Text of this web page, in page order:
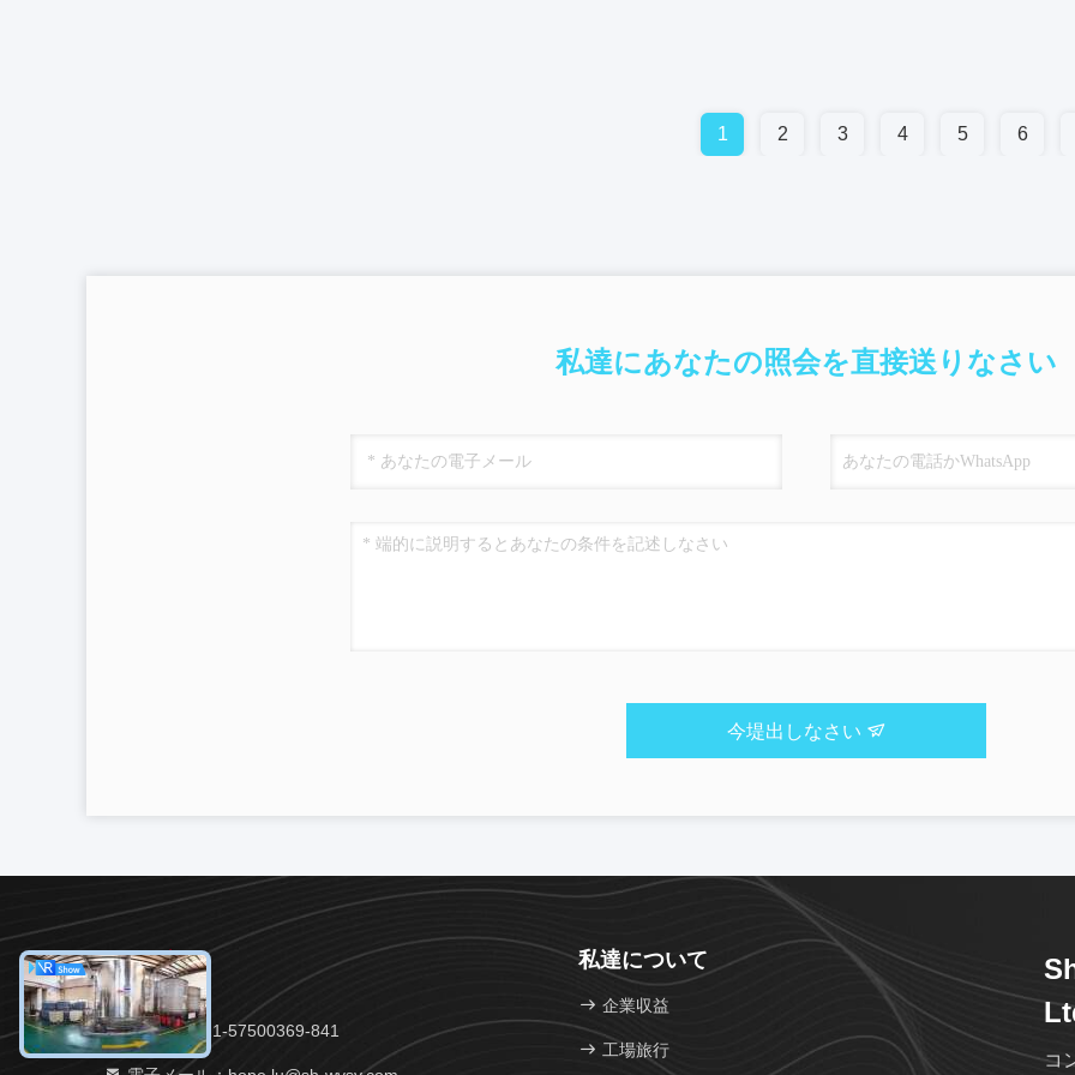
1 2 3 4 5 6
私達にあなたの照会を直接送りなさい
今堤出しなさい
電話：86-21-57500369-841
私達について
企業収益
工場旅行 コ